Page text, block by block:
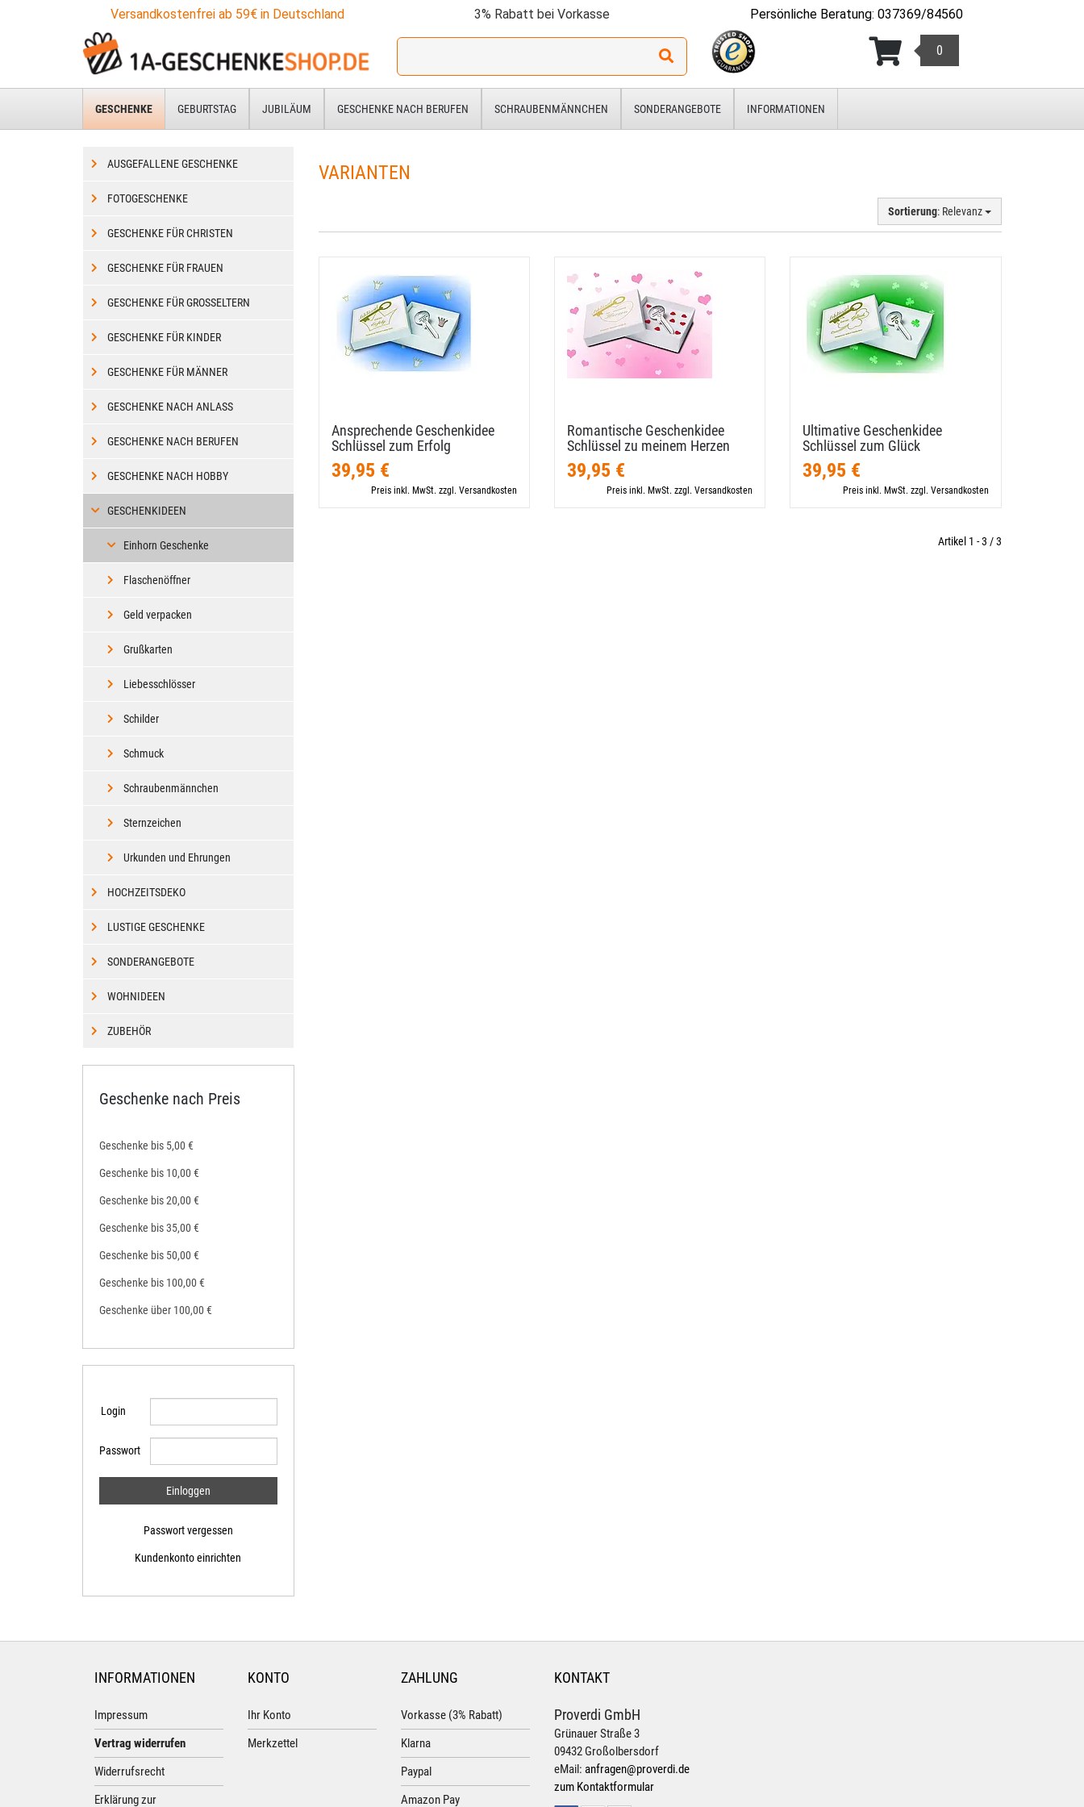
Versandkostenfrei ab 59€ in Deutschland 3% Rabatt bei Vorkasse Persönliche Beratung: 037369/84560
Ich
für:
0
GESCHENKE GEBURTSTAG JUBILÄUM GESCHENKE NACH BERUFEN SCHRAUBENMÄNNCHEN SONDERANGEBOTE INFORMATIONEN
VARIANTEN
Sortierung: Relevanz
Ansprechende Geschenkidee
Schlüssel zum Erfolg
39,95 €
Preis inkl. MwSt. zzgl. Versandkosten
Romantische Geschenkidee
Schlüssel zu meinem Herzen
39,95 €
Preis inkl. MwSt. zzgl. Versandkosten
Ultimative Geschenkidee
Schlüssel zum Glück
39,95 €
Preis inkl. MwSt. zzgl. Versandkosten
Artikel 1 - 3 / 3
AUSGEFALLENE GESCHENKE
FOTOGESCHENKE
GESCHENKE FÜR CHRISTEN
GESCHENKE FÜR FRAUEN
GESCHENKE FÜR GROSSELTERN
GESCHENKE FÜR KINDER
GESCHENKE FÜR MÄNNER
GESCHENKE NACH ANLASS
GESCHENKE NACH BERUFEN
GESCHENKE NACH HOBBY
GESCHENKIDEEN
Einhorn Geschenke
Flaschenöffner
Geld verpacken
Grußkarten
Liebesschlösser
Schilder
Schmuck
Schraubenmännchen
Sternzeichen
Urkunden und Ehrungen
HOCHZEITSDEKO
LUSTIGE GESCHENKE
SONDERANGEBOTE
WOHNIDEEN
ZUBEHÖR
Geschenke nach Preis
Geschenke bis 5,00 €
Geschenke bis 10,00 €
Geschenke bis 20,00 €
Geschenke bis 35,00 €
Geschenke bis 50,00 €
Geschenke bis 100,00 €
Geschenke über 100,00 €
Login
Passwort
Passwort vergessen
Kundenkonto einrichten
INFORMATIONEN
Impressum
Vertrag widerrufen
Widerrufsrecht
Erklärung zur
KONTO
Ihr Konto
Merkzettel
ZAHLUNG
Vorkasse (3% Rabatt)
Klarna
Paypal
Amazon Pay
KONTAKT
Proverdi GmbH
Grünauer Straße 3
09432 Großolbersdorf
eMail: anfragen@proverdi.de
zum Kontaktformular